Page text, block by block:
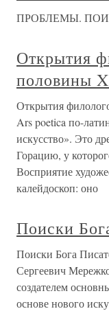
ПРОБЛЕМЫ.
Открытия
половины
Открытия
Ars poetica по-
искусство». Это
Горацию, у
Восприятие
калейдоскоп: оно
Поиски
Поиски Бога
Сергеевич
создателем
основе нового